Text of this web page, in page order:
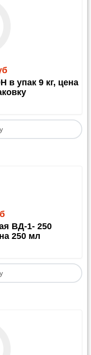
в упак 9 кг, цена
ВД-1- 250
250 мл